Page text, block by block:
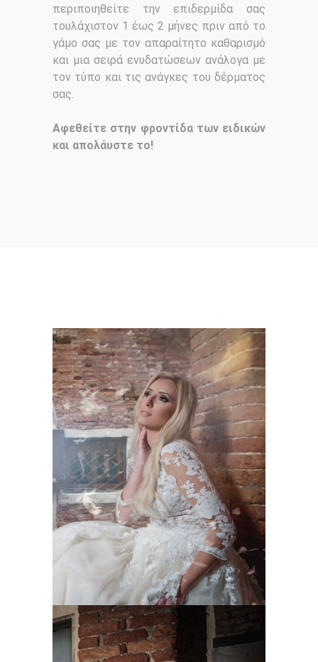
περιποιηθείτε την επιδερμίδα σας
τουλάχιστον 1 έως 2 μήνες πριν από το
γάμο σας με τον απαραίτητο καθαρισμό
και μια σειρά ενυδατώσεων ανάλογα με
τον τύπο και τις ανάγκες του δέρματος
σας.
Αφεθείτε στην φροντίδα των ειδικών
και απολάυστε το!